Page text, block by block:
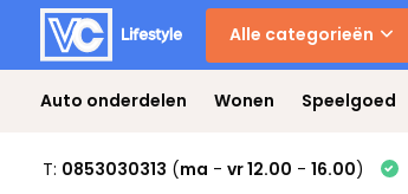
Alle categorieën
Auto onderdelen Wonen Speelgoed
T: 0853030313 (ma - vr 12.00 - 16.00)